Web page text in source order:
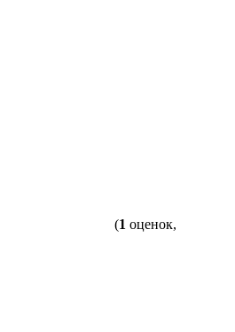
(1 оценок,